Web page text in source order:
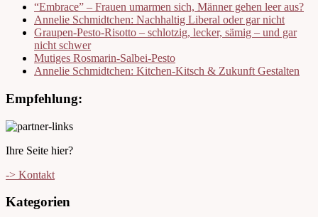
“Embrace” – Frauen umarmen sich, Männer gehen leer aus?
Annelie Schmidtchen: Nachhaltig Liberal oder gar nicht
Graupen-Pesto-Risotto – schlotzig, lecker, sämig – und gar
nicht schwer
Mutiges Rosmarin-Salbei-Pesto
Annelie Schmidtchen: Kitchen-Kitsch & Zukunft Gestalten
Empfehlung:
Ihre Seite hier?
-> Kontakt
Kategorien